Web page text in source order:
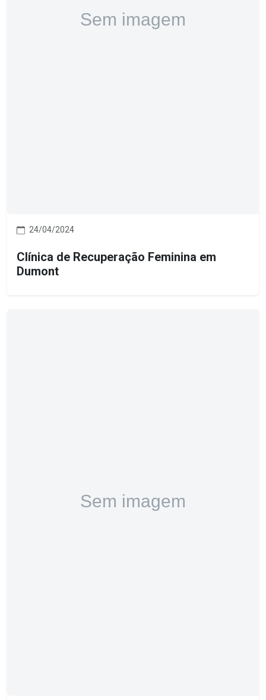
24/04/2024
Clínica de Recuperação Feminina em
Dumont